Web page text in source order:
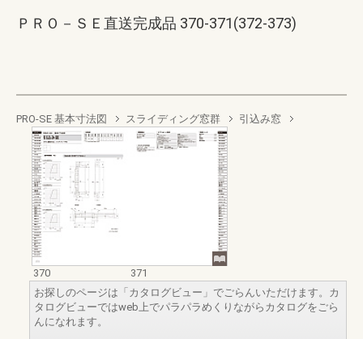
ＰＲＯ－ＳＥ直送完成品 370-371(372-373)
PRO-SE 基本寸法図 スライディング窓群 引込み窓
370
371
お探しのページは「カタログビュー」でごらんいただけます。カ
タログビューではweb上でパラパラめくりながらカタログをごら
んになれます。